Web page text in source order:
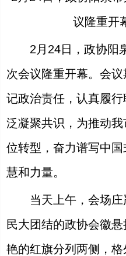
议隆重开
2月24日，政协阳泉
次会议隆重开幕。会
记政治责任，认真履
泛凝聚共识，为推动
位转型，奋力谱写中
慧和力量。
当天上午，会场庄
民大团结的政协会徽
艳的红旗分列两侧，